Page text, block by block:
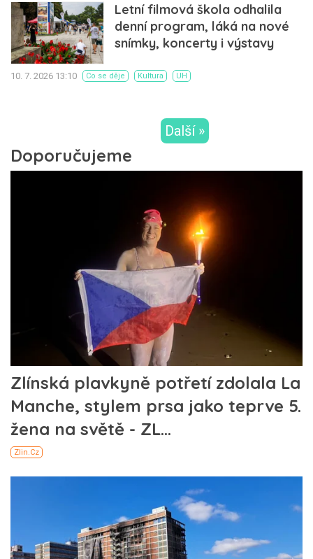
Letní filmová škola odhalila
denní program, láká na nové
snímky, koncerty i výstavy
10. 7. 2026 13:10 Co se děje Kultura UH
Další »